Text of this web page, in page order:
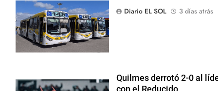
Diario EL SOL
3 días atrás
Quilmes derrotó 2-0 al